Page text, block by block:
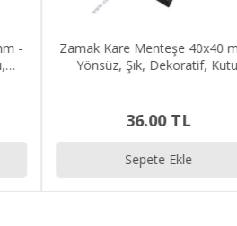
-
Zamak Kare Menteşe 40x40
Yönsüz, Şık, Dekoratif,
36.00 TL
Sepete Ekle